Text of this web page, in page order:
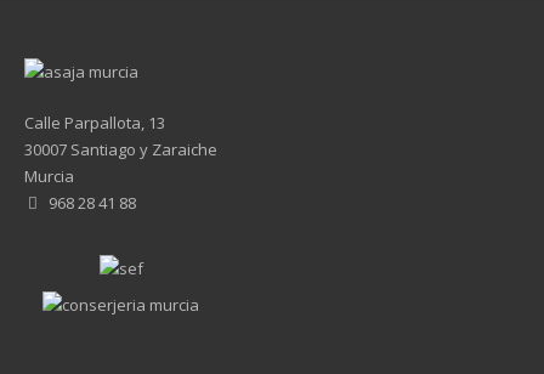
Calle Parpallota, 13
30007 Santiago y Zaraiche
Murcia
968 28 41 88